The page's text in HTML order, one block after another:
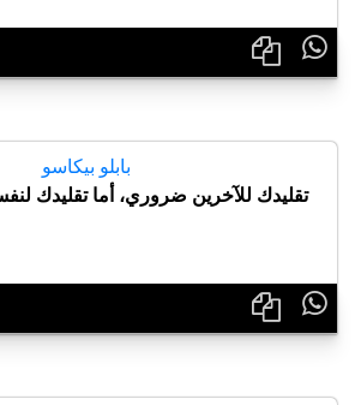

بابلو بيكاسو
تقليدك للآخرين ضروري، أما تقليدك
